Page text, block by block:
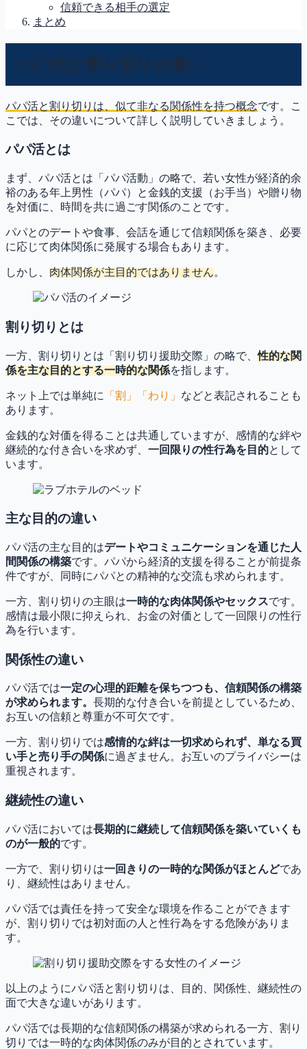
信頼できる相手の選定
まとめ
パパ活と割り切りの違い
パパ活と割り切りは、似て非なる関係性を持つ概念です。こ
こでは、その違いについて詳しく説明していきましょう。
パパ活とは
まず、パパ活とは「パパ活動」の略で、 若い女性が経済的余
裕のある年上男性（パパ）と金銭的支援（お手当）や贈り物
を対価に、時間を共に過ごす関係のことです。
パパとのデートや食事、会話を通じて信頼関係を築き、必要
に応じて肉体関係に発展する場合もあります。
しかし、 肉体関係が主目的ではありません。
割り切りとは
一方、 割り切りとは「割り切り援助交際」の略で、性的な関
係を主な目的とする一時的な関係を指します。
ネット上では単純に 「割」「わり」 などと表記されることも
あります。
金銭的な対価を得ることは共通していますが、感情的な絆や
継続的な付き合いを求めず、 一回限りの性行為を目的として
います。
主な目的の違い
パパ活の主な目的はデートやコミュニケーションを通じた人
間関係の構築です。パパから経済的支援を得ることが前提条
件ですが、同時にパパとの精神的な交流も求められます。
一方、割り切りの主眼は一時的な肉体関係やセックスです。
感情は最小限に抑えられ、お金の対価として一回限りの性行
為を行います。
関係性の違い
パパ活では一定の心理的距離を保ちつつも、信頼関係の構築
が求められます。 長期的な付き合いを前提としているため、
お互いの信頼と尊重が不可欠です。
一方、割り切りでは感情的な絆は一切求められず、単なる買
い手と売り手の関係に過ぎません。お互いのプライバシーは
重視されます。
継続性の違い
パパ活においては長期的に継続して信頼関係を築いていくも
のが一般的です。
一方で、割り切りは一回きりの一時的な関係がほとんどであ
り、継続性はありません。
パパ活では責任を持って安全な環境を作ることができます
が、割り切りでは初対面の人と性行為をする危険がありま
す。
以上のようにパパ活と割り切りは、目的、関係性、継続性の
面で大きな違いがあります。
パパ活では長期的な信頼関係の構築が求められる一方、割り
切りでは一時的な肉体関係のみが目的とされています。